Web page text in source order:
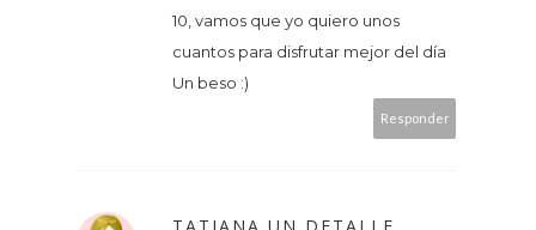
10, vamos que yo quiero unos
cuantos para disfrutar mejor del día
Un beso :)
Responder
TATIANA UN DETALLE